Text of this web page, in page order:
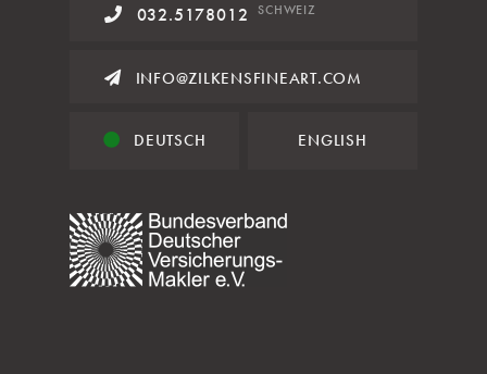
032.5178012 SCHWEIZ
INFO@ZILKENSFINEART.COM
DEUTSCH ENGLISH